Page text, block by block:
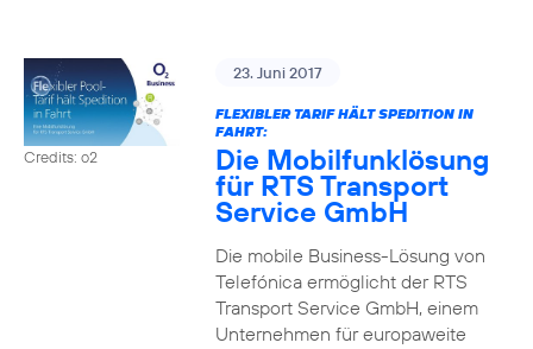
Credits: o2
23. Juni 2017
FLEXIBLER TARIF HÄLT SPEDITION IN
FAHRT:
Die Mobilfunklösung
für RTS Transport
Service GmbH
Die mobile Business-Lösung von
Telefónica ermöglicht der RTS
Transport Service GmbH, einem
Unternehmen für europaweite